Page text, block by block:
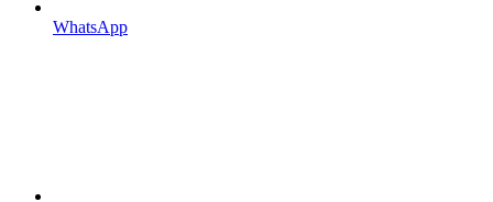
WhatsApp